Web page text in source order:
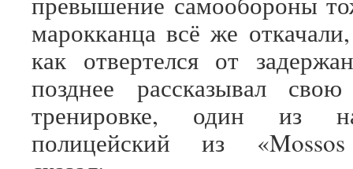
марокканца всё же
как отвертелся от
позднее рассказывал
тренировке, один из
полицейский из «Mossos